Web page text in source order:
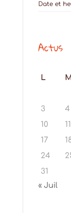
Date et
Actus
L
3
4
10
11
17
24
31
« Juil